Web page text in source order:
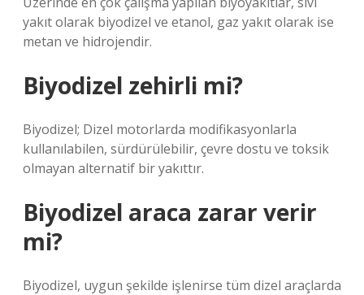
yakıt olarak biyodizel ve etanol, gaz yakıt olarak ise
metan ve hidrojendir.
Biyodizel zehirli mi?
Biyodizel; Dizel motorlarda modifikasyonlarla
kullanılabilen, sürdürülebilir, çevre dostu ve toksik
olmayan alternatif bir yakıttır.
Biyodizel araca zarar verir
mi?
Biyodizel, uygun şekilde işlenirse tüm dizel araçlarda